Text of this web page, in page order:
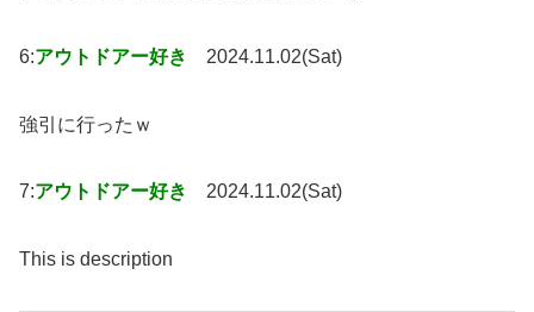
6:アウトドアー好き 2024.11.02(Sat)
強引に行ったｗ
7:アウトドアー好き 2024.11.02(Sat)
This is description